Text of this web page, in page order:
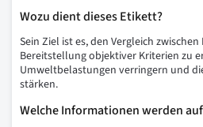
Wozu dient dieses Etikett?
Sein Ziel ist es, den Vergleich
Bereitstellung objektiver Kriterien zu
Umweltbelastungen verringern und
stärken.
Welche Informationen werden